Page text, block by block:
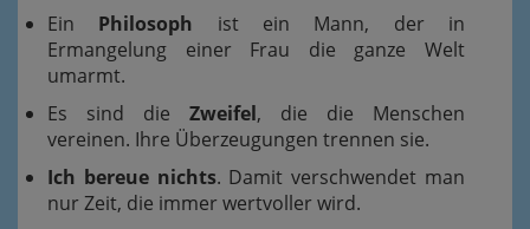
Ein Philosoph ist ein Mann, der in
Ermangelung einer Frau die ganze Welt
umarmt.
Es sind die Zweifel, die die Menschen
vereinen. Ihre Überzeugungen trennen sie.
Ich bereue nichts. Damit verschwendet man
nur Zeit, die immer wertvoller wird.